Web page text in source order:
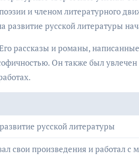
и членом литературного
развитие русской литературы
рассказы и романы,
Он также был
русской литературы
свои произведения и работал